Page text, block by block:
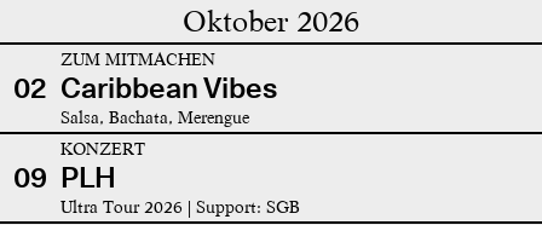
Oktober 2026
02
ZUM MITMACHEN
Caribbean Vibes
Salsa, Bachata, Merengue
09
KONZERT
PLH
Ultra Tour 2026 | Support: SGB